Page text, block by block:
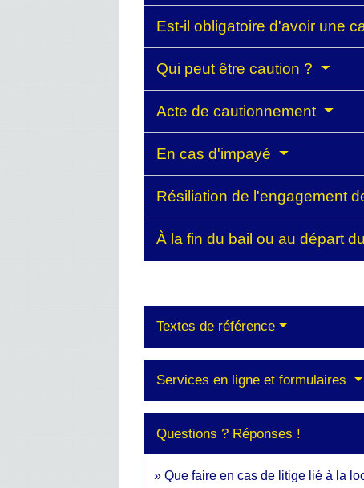
Est-il obligatoire d'avoir une
Qui peut être caution ?
Acte de cautionnement
En cas d'impayé
Résiliation de l'engagement
À la fin du bail ou au départ
Textes de référence
Services en ligne et formulaires
Questions ? Réponses !
Que faire en cas de litige lié à la